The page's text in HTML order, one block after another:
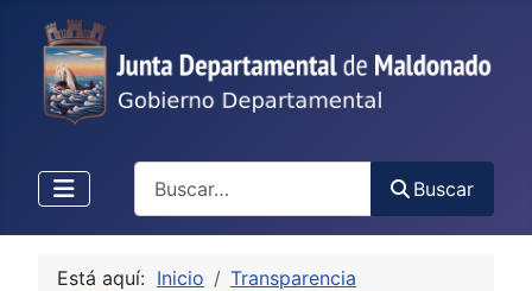
Buscar
Está aquí: Inicio
Transparencia